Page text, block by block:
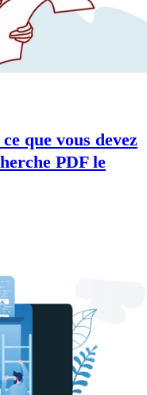
que vous devez
PDF le